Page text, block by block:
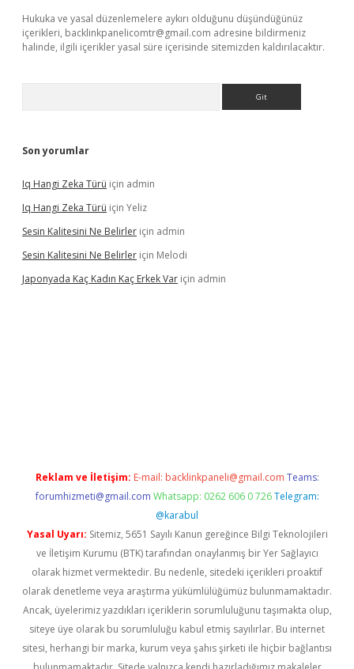
Hukuka ve yasal düzenlemelere aykırı olduğunu düşündüğünüz
içerikleri, backlinkpanelicomtr@gmail.com adresine bildirmeniz
halinde, ilgili içerikler yasal süre içerisinde sitemizden kaldırılacaktır.
Son yorumlar
Iq Hangi Zeka Türü için admin
Iq Hangi Zeka Türü için Yeliz
Sesin Kalitesini Ne Belirler için admin
Sesin Kalitesini Ne Belirler için Melodi
Japonyada Kaç Kadın Kaç Erkek Var için admin
Reklam ve İletişim: E-mail: backlinkpaneli@gmail.com Teams:
forumhizmeti@gmail.com Whatsapp: 0262 606 0 726 Telegram:
@karabul
Yasal Uyarı: Sitemiz, 5651 Sayılı Kanun gereğince Bilgi Teknolojileri
ve İletişim Kurumu (BTK) tarafından onaylanmış bir Yer Sağlayıcı
olarak hizmet vermektedir. Bu nedenle, sitedeki içerikleri proaktif
olarak denetleme veya araştırma yükümlülüğümüz bulunmamaktadır.
Ancak, üyelerimiz yazdıkları içeriklerin sorumluluğunu taşımakta olup,
siteye üye olarak bu sorumluluğu kabul etmiş sayılırlar. Bu internet
sitesi, herhangi bir marka, kurum veya şahıs şirketi ile hiçbir bağlantısı